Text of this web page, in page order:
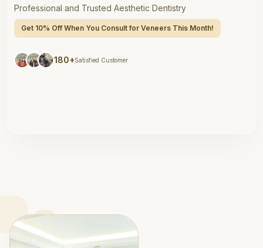
Professional and Trusted Aesthetic Dentistry
Get 10% Off When You Consult for Veneers This Month!
180+Satisfied Customer